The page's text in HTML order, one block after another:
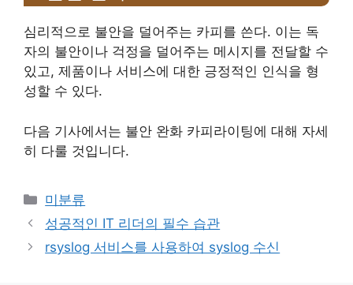
심리적으로 불안을 덜어주는 카피를 쓴다. 이는 독
자의 불안이나 걱정을 덜어주는 메시지를 전달할 수
있고, 제품이나 서비스에 대한 긍정적인 인식을 형
성할 수 있다.
다음 기사에서는 불안 완화 카피라이팅에 대해 자세
히 다룰 것입니다.
Categories
미분류
성공적인 IT 리더의 필수 습관
rsyslog 서비스를 사용하여 syslog 수신